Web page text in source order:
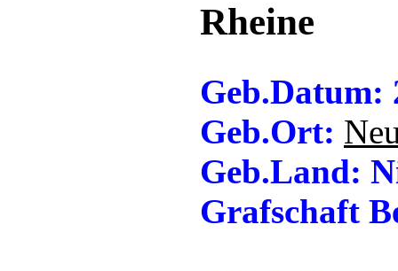
Rheine
Geb.Datum:
Geb.Ort:
Geb.Land:
Grafschaft